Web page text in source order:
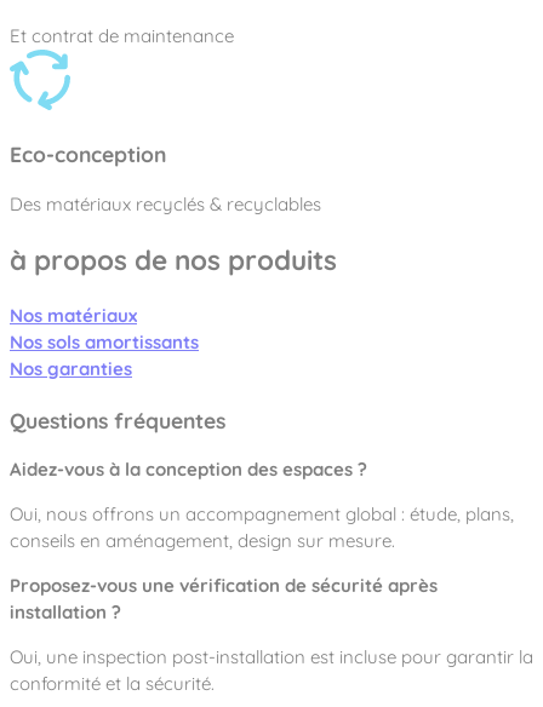
Et contrat de maintenance
Eco-conception
Des matériaux recyclés & recyclables
à propos de nos produits
Nos matériaux
Nos sols amortissants
Nos garanties
Questions fréquentes
Aidez-vous à la conception des espaces ?
Oui, nous offrons un accompagnement global : étude, plans,
conseils en aménagement, design sur mesure.
Proposez-vous une vérification de sécurité après
installation ?
Oui, une inspection post-installation est incluse pour garantir la
conformité et la sécurité.